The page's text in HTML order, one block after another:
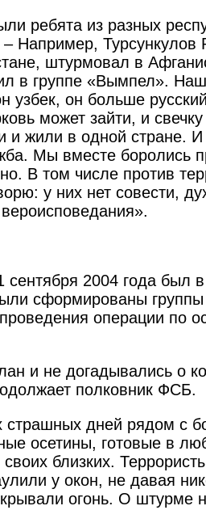
ребята из разных
– Например, Турсункулов
штурмовал в
в группе «Вымпел».
узбек, он больше
может зайти, и
и жили в одной стране.
Мы вместе боролись
В том числе против
у них нет совести,
сентября 2004 года был
сформированы
операции по
и не догадывались о
полковник ФСБ.
страшных дней рядом с
осетины, готовые в
своих близких.
у окон, не давая
огонь. О штурме